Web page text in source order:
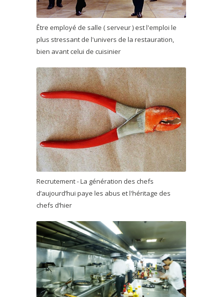
Être employé de salle ( serveur ) est l'emploi le
plus stressant de l'univers de la restauration,
bien avant celui de cuisinier
Recrutement - La génération des chefs
d’aujourd’hui paye les abus et l'héritage des
chefs d’hier